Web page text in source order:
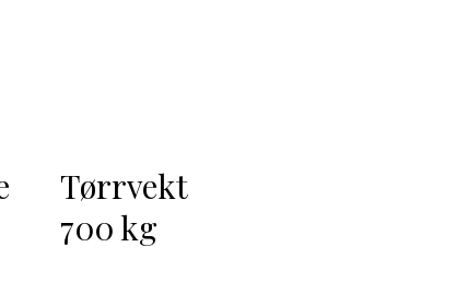
Tørrvekt
700 kg